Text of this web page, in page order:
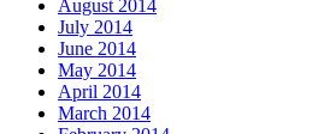
August 2014
July 2014
June 2014
May 2014
April 2014
March 2014